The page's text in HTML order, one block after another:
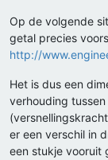
Op de volgende
getal precies
http://
Het is dus een
verhouding
er een verschil in
een stukje vooruit